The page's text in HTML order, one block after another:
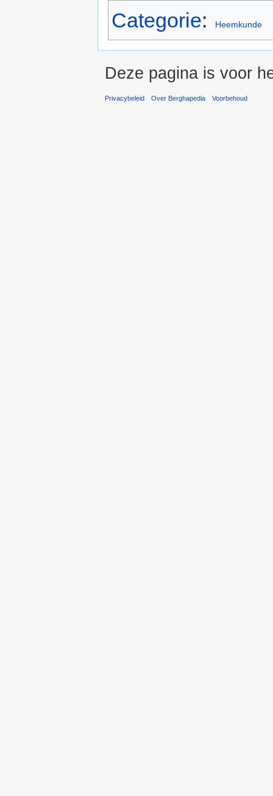
Categorie: Heemkunde
Deze pagina is voor
Privacybeleid Over Berghapedia Voorbehoud